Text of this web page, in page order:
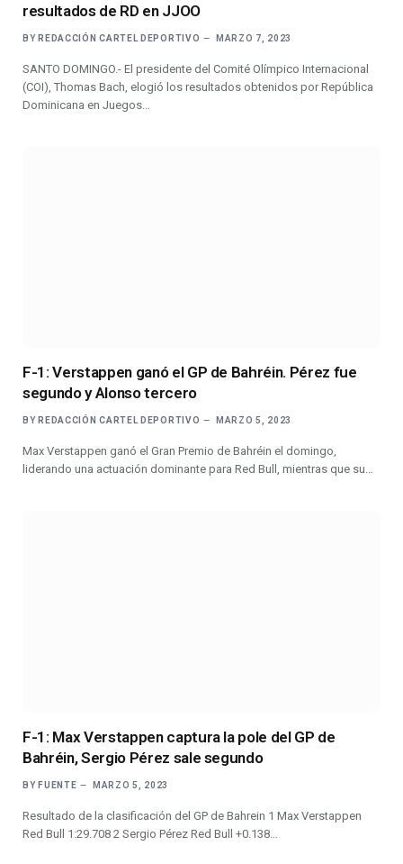
resultados de RD en JJOO
BY REDACCIÓN CARTEL DEPORTIVO MARZO 7, 2023
SANTO DOMINGO.- El presidente del Comité Olímpico Internacional
(COI), Thomas Bach, elogió los resultados obtenidos por República
Dominicana en Juegos…
F-1: Verstappen ganó el GP de Bahréin. Pérez fue
segundo y Alonso tercero
BY REDACCIÓN CARTEL DEPORTIVO MARZO 5, 2023
Max Verstappen ganó el Gran Premio de Bahréin el domingo,
liderando una actuación dominante para Red Bull, mientras que su…
F-1: Max Verstappen captura la pole del GP de
Bahréin, Sergio Pérez sale segundo
BY FUENTE MARZO 5, 2023
Resultado de la clasificación del GP de Bahrein 1 Max Verstappen
Red Bull 1:29.708 2 Sergio Pérez Red Bull +0.138…